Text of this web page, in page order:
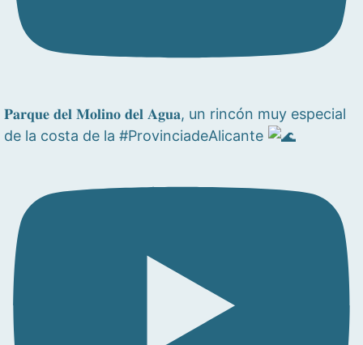
𝐏𝐚𝐫𝐪𝐮𝐞 𝐝𝐞𝐥 𝐌𝐨𝐥𝐢𝐧𝐨 𝐝𝐞𝐥 𝐀𝐠𝐮𝐚, un rincón muy especial
de la costa de la #ProvinciadeAlicante